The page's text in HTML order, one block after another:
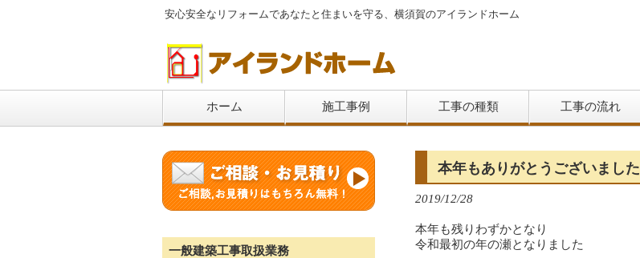
安心安全なリフォームであなたと住まいを守る、横須賀のアイランドホーム
ホーム 施工事例 工事の種類 工事の流れ
本年もありがとうございました
2019/12/28
本年も残りわずかとなり
令和最初の年の瀬となりました
一般建築工事取扱業務